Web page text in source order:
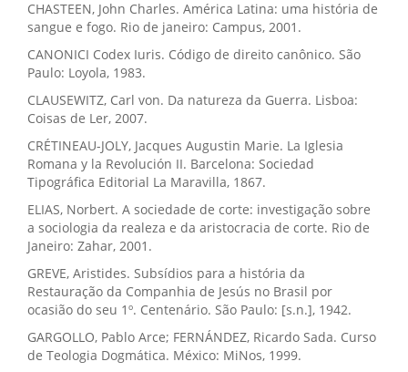
CHASTEEN, John Charles. América Latina: uma história de
sangue e fogo. Rio de janeiro: Campus, 2001.
CANONICI Codex Iuris. Código de direito canônico. São
Paulo: Loyola, 1983.
CLAUSEWITZ, Carl von. Da natureza da Guerra. Lisboa:
Coisas de Ler, 2007.
CRÉTINEAU-JOLY, Jacques Augustin Marie. La Iglesia
Romana y la Revolución II. Barcelona: Sociedad
Tipográfica Editorial La Maravilla, 1867.
ELIAS, Norbert. A sociedade de corte: investigação sobre
a sociologia da realeza e da aristocracia de corte. Rio de
Janeiro: Zahar, 2001.
GREVE, Aristides. Subsídios para a história da
Restauração da Companhia de Jesús no Brasil por
ocasião do seu 1º. Centenário. São Paulo: [s.n.], 1942.
GARGOLLO, Pablo Arce; FERNÁNDEZ, Ricardo Sada. Curso
de Teologia Dogmática. México: MiNos, 1999.